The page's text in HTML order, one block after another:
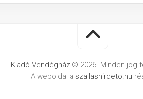
Kiadó Vendégház © 2026. Minden jog
A weboldal a szallashirdeto.hu